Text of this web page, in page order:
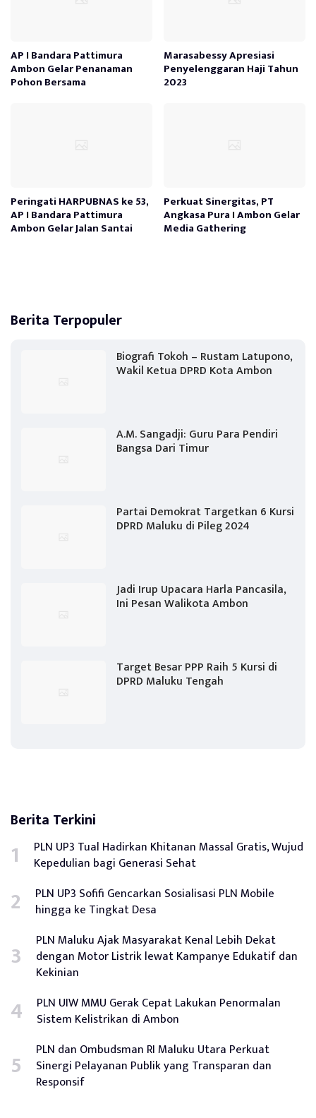
AP I Bandara Pattimura
Ambon Gelar Penanaman
Pohon Bersama
Marasabessy Apresiasi
Penyelenggaran Haji Tahun
2023
Peringati HARPUBNAS ke 53,
AP I Bandara Pattimura
Ambon Gelar Jalan Santai
Perkuat Sinergitas, PT
Angkasa Pura I Ambon Gelar
Media Gathering
Berita Terpopuler
Biografi Tokoh – Rustam Latupono,
Wakil Ketua DPRD Kota Ambon
A.M. Sangadji: Guru Para Pendiri
Bangsa Dari Timur
Partai Demokrat Targetkan 6 Kursi
DPRD Maluku di Pileg 2024
Jadi Irup Upacara Harla Pancasila,
Ini Pesan Walikota Ambon
Target Besar PPP Raih 5 Kursi di
DPRD Maluku Tengah
Berita Terkini
PLN UP3 Tual Hadirkan Khitanan Massal Gratis, Wujud
Kepedulian bagi Generasi Sehat
PLN UP3 Sofifi Gencarkan Sosialisasi PLN Mobile
hingga ke Tingkat Desa
PLN Maluku Ajak Masyarakat Kenal Lebih Dekat
dengan Motor Listrik lewat Kampanye Edukatif dan
Kekinian
PLN UIW MMU Gerak Cepat Lakukan Penormalan
Sistem Kelistrikan di Ambon
PLN dan Ombudsman RI Maluku Utara Perkuat
Sinergi Pelayanan Publik yang Transparan dan
Responsif